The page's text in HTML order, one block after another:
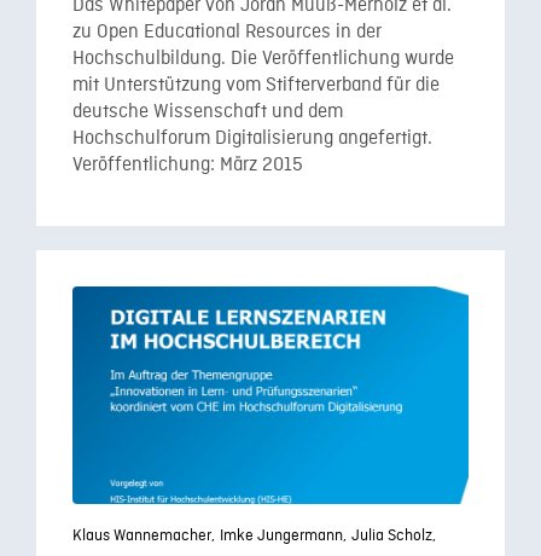
Das Whitepaper von Jöran Muuß-Merholz et al.
zu Open Educational Resources in der
Hochschulbildung. Die Veröffentlichung wurde
mit Unterstützung vom Stifterverband für die
deutsche Wissenschaft und dem
Hochschulforum Digitalisierung angefertigt.
Veröffentlichung: März 2015
Klaus Wannemacher, Imke Jungermann, Julia Scholz,